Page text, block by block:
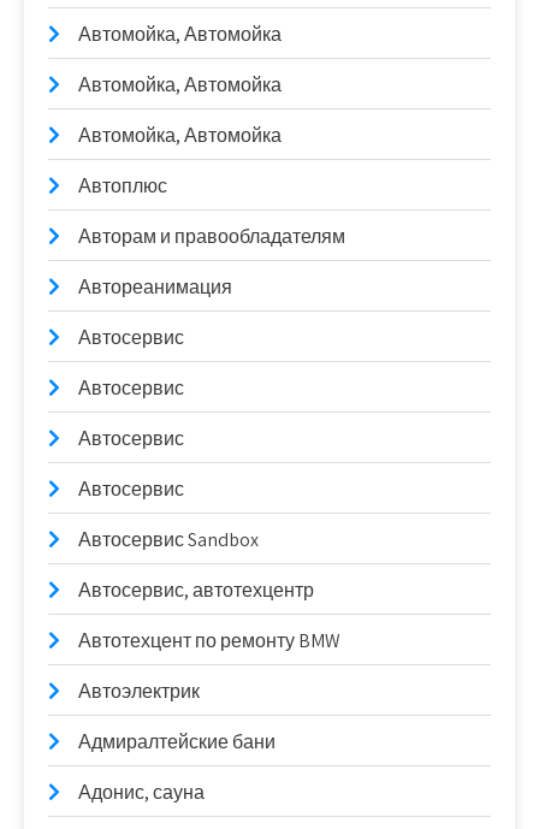
Автомойка, Автомойка
Автомойка, Автомойка
Автомойка, Автомойка
Автоплюс
Авторам и правообладателям
Автореанимация
Автосервис
Автосервис
Автосервис
Автосервис
Автосервис Sandbox
Автосервис, автотехцентр
Автотехцент по ремонту BMW
Автоэлектрик
Адмиралтейские бани
Адонис, сауна